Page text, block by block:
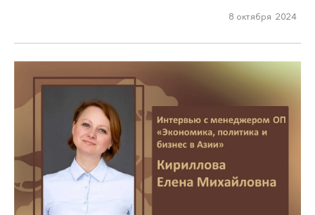
8 октября 2024